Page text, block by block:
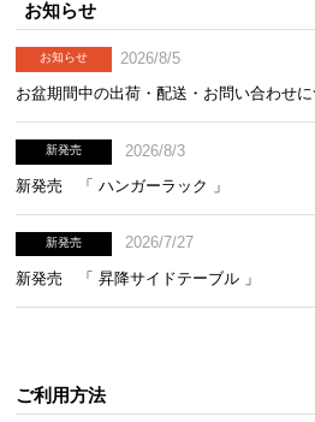
お知らせ
お知らせ
2026/8/5
お盆期間中の出荷・配送・お問い合わせ
新発売
2026/8/3
新発売 「 ハンガーラック 」
新発売
2026/7/27
新発売 「 昇降サイドテーブル 」
ご利用方法